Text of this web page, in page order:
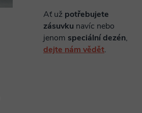
Ať už potřebujete
zásuvku navíc nebo
jenom speciální dezén,
dejte nám vědět.